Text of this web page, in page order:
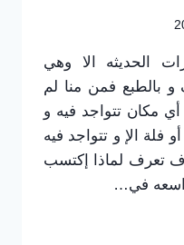
الحديثه الا وهي
بالطبع فمن منا لم
أي مكان تتواجد فيه و
فلة الإ و تتواجد فيه
تعرف لماذا إكتسب
في…